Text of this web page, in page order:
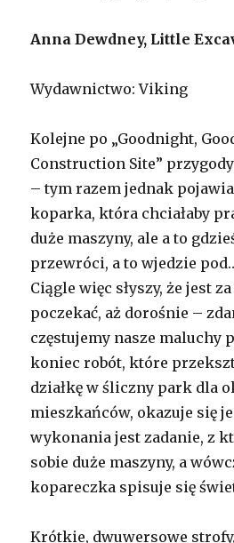
Anna Dewdney, Little
Wydawnictwo: Viking
Kolejne po „Goodnight,
Construction Site”
– tym razem jednak pojawia
koparka, która chciałaby
duże maszyny, ale a to
przewróci, a to wjedzie
Ciągle więc słyszy, że jest
poczekać, aż dorośnie –
częstujemy nasze maluchy
koniec robót, które
działkę w śliczny park dla
mieszkańców, okazuje się
wykonania jest zadanie, z
sobie duże maszyny, a
kopareczka spisuje się
Krótkie, dwuwersowe